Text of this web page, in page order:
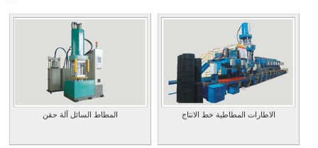
المطاط السائل آلة حقن الاطارات المطاطية خط الانتاج